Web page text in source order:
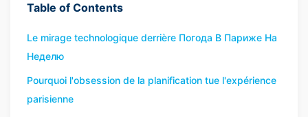
Table of Contents
Le mirage technologique derrière Погода В Париже На
Неделю
Pourquoi l'obsession de la planification tue l'expérience
parisienne